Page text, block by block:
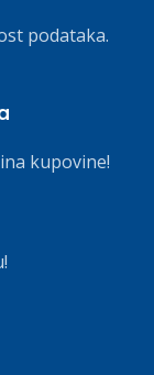
podataka.
kupovine!